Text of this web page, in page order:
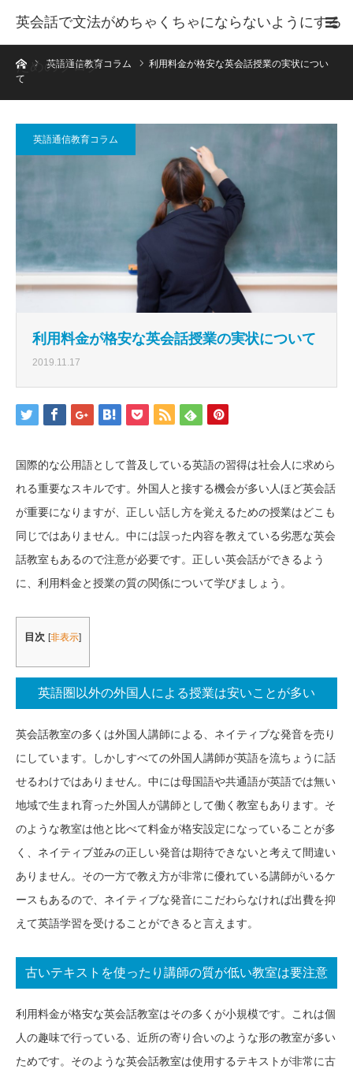
英会話で文法がめちゃくちゃにならないようにする
ためのブログ
ホーム英語通信教育コラム
利用料金が格安な英会話授業の実状につい
て
英語通信教育コラム
利用料金が格安な英会話授業の実状について
2019.11.17
国際的な公用語として普及している英語の習得は社会人に求めら
れる重要なスキルです。外国人と接する機会が多い人ほど英会話
が重要になりますが、正しい話し方を覚えるための授業はどこも
同じではありません。中には誤った内容を教えている劣悪な英会
話教室もあるので注意が必要です。正しい英会話ができるよう
に、利用料金と授業の質の関係について学びましょう。
目次 [非表示]
英語圏以外の外国人による授業は安いことが多い
英会話教室の多くは外国人講師による、ネイティブな発音を売り
にしています。しかしすべての外国人講師が英語を流ちょうに話
せるわけではありません。中には母国語や共通語が英語では無い
地域で生まれ育った外国人が講師として働く教室もあります。そ
のような教室は他と比べて料金が格安設定になっていることが多
く、ネイティブ並みの正しい発音は期待できないと考えて間違い
ありません。その一方で教え方が非常に優れている講師がいるケ
ースもあるので、ネイティブな発音にこだわらなければ出費を抑
えて英語学習を受けることができると言えます。
古いテキストを使ったり講師の質が低い教室は要注意
利用料金が格安な英会話教室はその多くが小規模です。これは個
人の趣味で行っている、近所の寄り合いのような形の教室が多い
ためです。そのような英会話教室は使用するテキストが非常に古